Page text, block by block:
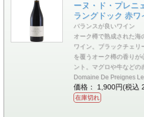
ーヌ・ド・プレ
ラングドック 赤ワ
バランスが良いワイン
オーク樽で熟成された海
ワイン。ブラックチェリ
を覆うオーク樽の香りが
ント。マグロや牛などの
Domaine De Preignes
価格： 1,900円(税込
在庫切れ